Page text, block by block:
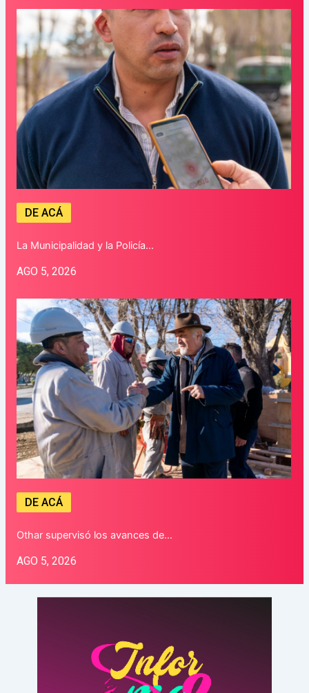
DE ACÁ
La Municipalidad y la Policía…
AGO 5, 2026
DE ACÁ
Othar supervisó los avances de…
AGO 5, 2026